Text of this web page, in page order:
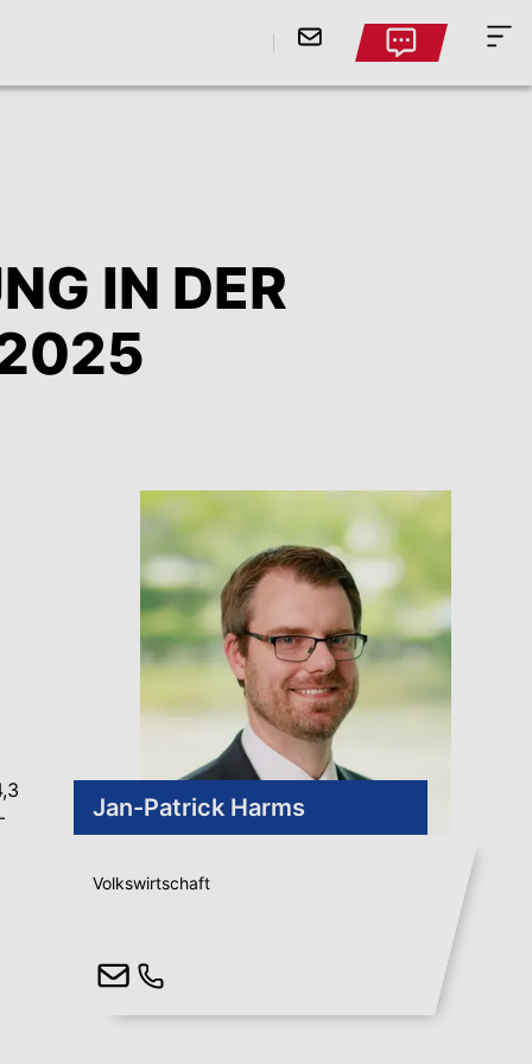
IN DER
Jan-Patrick Harms
Volkswirtschaft